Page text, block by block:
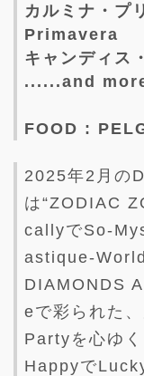
カルミナ・プ
Primavera
キャンディス
......and
FOOD :
2025年2月の
は“ZODIAC
callyでSo-
astique-
DIAMONDS
eで彩られた
Partyを心ゆ
Happyで